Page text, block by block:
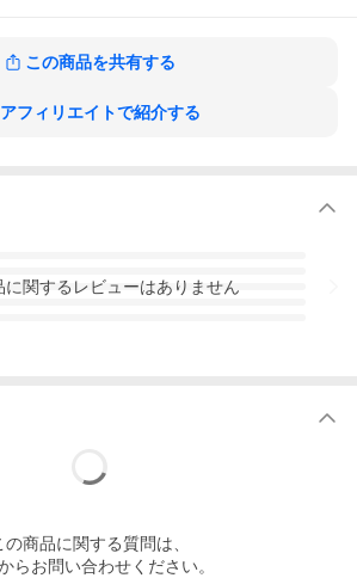
ス 白ドレス ロング ドレス 大人 ピアノ 発
この商品を共有する
アフィリエイトで紹介する
に関するレビューはありません
の商品に関する質問は、
らお問い合わせください。